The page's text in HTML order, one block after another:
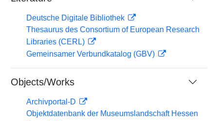
Deutsche Digitale Bibliothek
Thesaurus des Consortium of European Research
Libraries (CERL)
Gemeinsamer Verbundkatalog (GBV)
Objects/Works
Archivportal-D
Objektdatenbank der Museumslandschaft Hessen